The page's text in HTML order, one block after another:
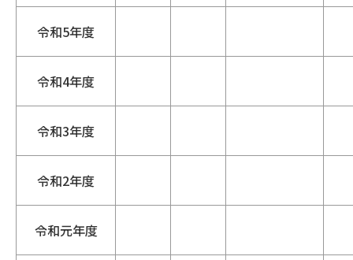
令和5年度
令和4年度
令和3年度
令和2年度
令和元年度